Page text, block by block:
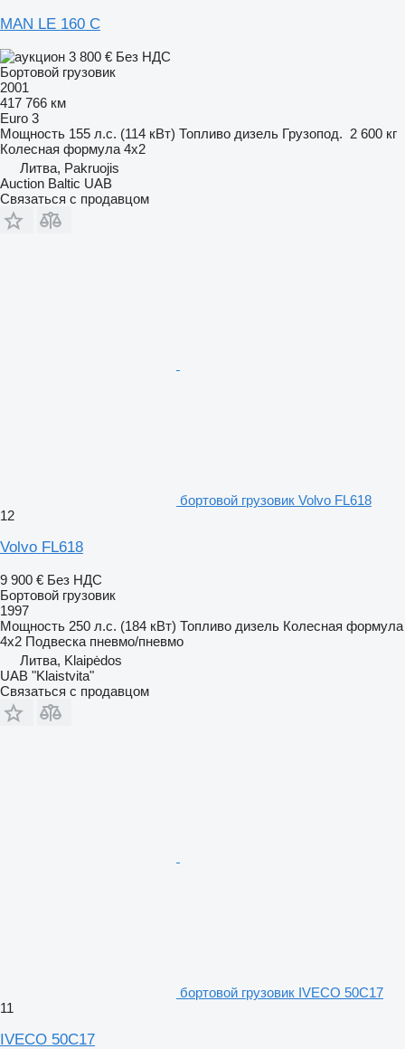
MAN LE 160 C
3 800 € Без НДС
Бортовой грузовик
2001
417 766 км
Euro 3
Мощность 155 л.с. (114 кВт) Топливо дизель Грузопод. 2 600 кг
Колесная формула 4x2
Литва, Pakruojis
Auction Baltic UAB
Связаться с продавцом
бортовой грузовик Volvo FL618
12
Volvo FL618
9 900 € Без НДС
Бортовой грузовик
1997
Мощность 250 л.с. (184 кВт) Топливо дизель Колесная формула
4x2 Подвеска пневмо/пневмо
Литва, Klaipėdos
UAB "Klaistvita"
Связаться с продавцом
бортовой грузовик IVECO 50C17
11
IVECO 50C17